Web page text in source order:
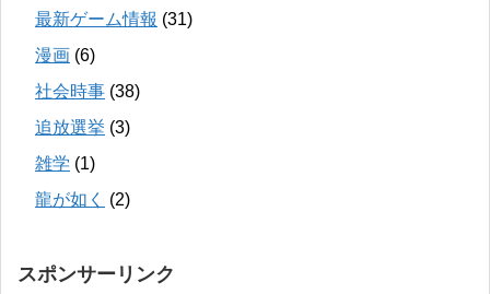
最新ゲーム情報 (31)
漫画 (6)
社会時事 (38)
追放選挙 (3)
雑学 (1)
龍が如く
(2)
スポンサーリンク